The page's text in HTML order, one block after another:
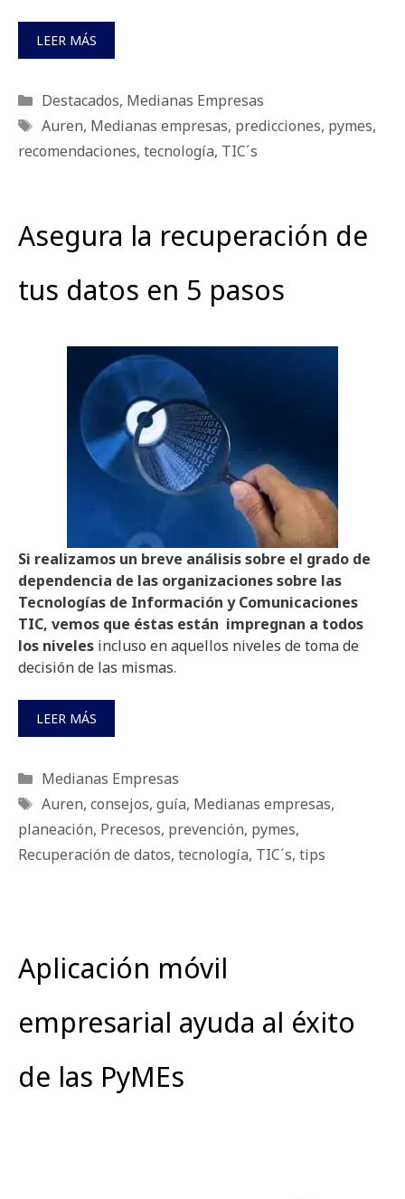
LEER MÁS
Categorías
Destacados, Medianas Empresas
Etiquetas
Auren, Medianas empresas, predicciones, pymes,
recomendaciones, tecnología, TIC´s
Asegura la recuperación de
tus datos en 5 pasos
Si realizamos un breve análisis sobre el grado de
dependencia de las organizaciones sobre las
Tecnologías de Información y Comunicaciones
TIC, vemos que éstas están impregnan a todos
los niveles incluso en aquellos niveles de toma de
decisión de las mismas.
LEER MÁS
Categorías
Medianas Empresas
Etiquetas
Auren, consejos, guía, Medianas empresas,
planeación, Precesos, prevención, pymes,
Recuperación de datos, tecnología, TIC´s, tips
Aplicación móvil
empresarial ayuda al éxito
de las PyMEs